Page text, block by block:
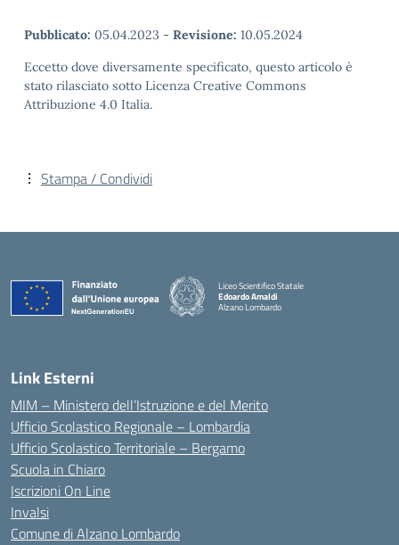
Pubblicato: 05.04.2023 - Revisione: 10.05.2024
Eccetto dove diversamente specificato, questo articolo è
stato rilasciato sotto Licenza Creative Commons
Attribuzione 4.0 Italia.
Stampa / Condividi
Liceo Scientifico Statale
Edoardo Amaldi
Alzano Lombardo
Link Esterni
MIM – Ministero dell’Istruzione e del Merito
Ufficio Scolastico Regionale – Lombardia
Ufficio Scolastico Territoriale – Bergamo
Scuola in Chiaro
Iscrizioni On Line
Invalsi
Comune di Alzano Lombardo